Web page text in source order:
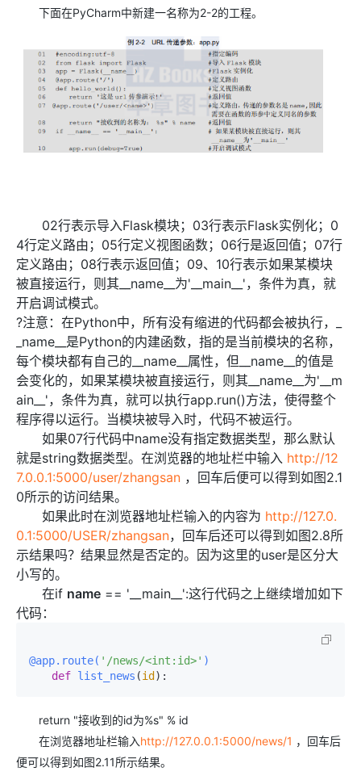
下面在PyCharm中新建一名称为2-2的工程。
02行表示导入Flask模块；03行表示Flask实例化；0
4行定义路由；05行定义视图函数；06行是返回值；07行
定义路由；08行表示返回值；09、10行表示如果某模块
被直接运行，则其__name__为'__main__'，条件为真，就
开启调试模式。
?注意：在Python中，所有没有缩进的代码都会被执行，_
_name__是Python的内建函数，指的是当前模块的名称，
每个模块都有自己的__name__属性，但__name__的值是
会变化的，如果某模块被直接运行，则其__name__为'__m
ain__'，条件为真，就可以执行app.run()方法，使得整个
程序得以运行。当模块被导入时，代码不被运行。
如果07行代码中name没有指定数据类型，那么默认
就是string数据类型。在浏览器的地址栏中输入 http://12
7.0.0.1:5000/user/zhangsan ，回车后便可以得到如图2.1
0所示的访问结果。
如果此时在浏览器地址栏输入的内容为 http://127.0.
0.1:5000/USER/zhangsan，回车后还可以得到如图2.8所
示结果吗？结果显然是否定的。因为这里的user是区分大
小写的。
在if name == '__main__':这行代码之上继续增加如下
代码：
@app.route( '/news/<int:id>' )
def list_news (id ):
return "接收到的id为%s" % id
在浏览器地址栏输入http://127.0.0.1:5000/news/1 ，回车后
便可以得到如图2.11所示结果。